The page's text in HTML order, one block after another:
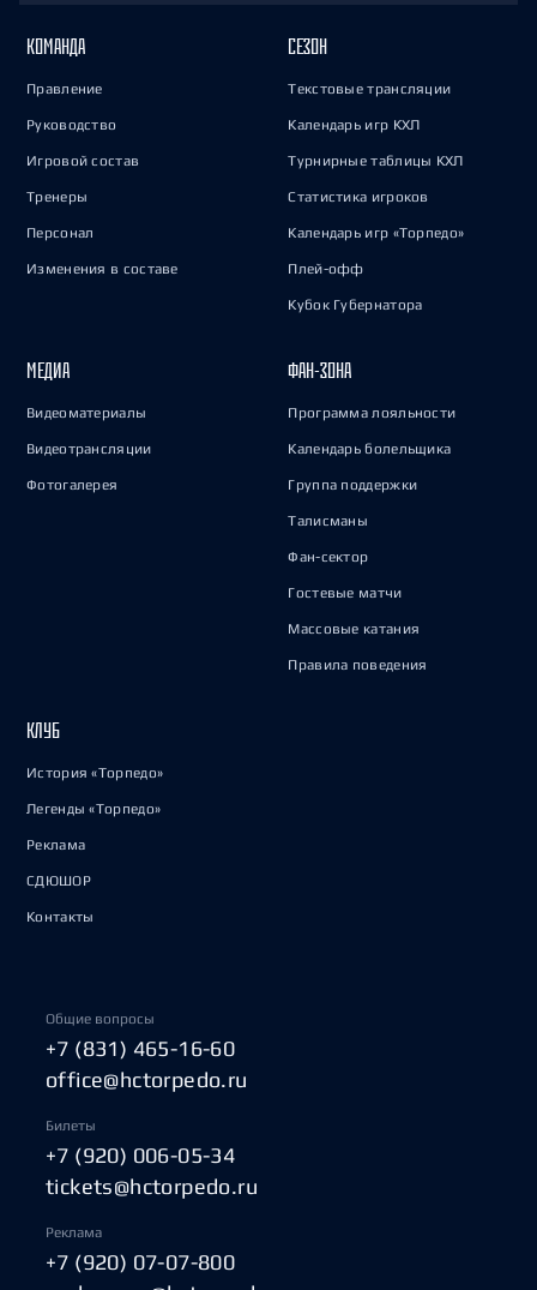
КОМАНДА
Правление
Руководство
Игровой состав
Тренеры
Персонал
Изменения в составе
СЕЗОН
Текстовые трансляции
Календарь игр КХЛ
Турнирные таблицы КХЛ
Статистика игроков
Календарь игр «Торпедо»
Плей-офф
Кубок Губернатора
МЕДИА
Видеоматериалы
Видеотрансляции
Фотогалерея
ФАН-ЗОНА
Программа лояльности
Календарь болельщика
Группа поддержки
Талисманы
Фан-сектор
Гостевые матчи
Массовые катания
Правила поведения
КЛУБ
История «Торпедо»
Легенды «Торпедо»
Реклама
СДЮШОР
Контакты
Общие вопросы
+7 (831) 465-16-60
office@hctorpedo.ru
Билеты
+7 (920) 006-05-34
tickets@hctorpedo.ru
Реклама
+7 (920) 07-07-800